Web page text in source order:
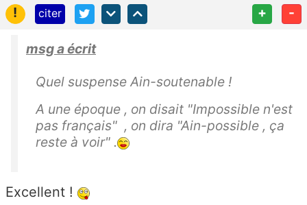
!
citer + -
msg a écrit
Quel suspense Ain-soutenable !
A une époque , on disait "Impossible n'est
pas français" , on dira "Ain-possible , ça
reste à voir" .
Excellent !